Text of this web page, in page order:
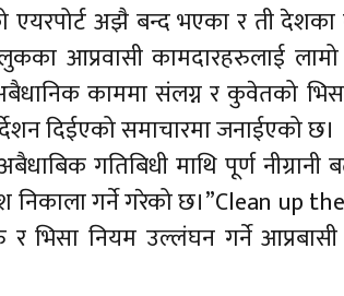
अझै बन्द भएका र ती देशका
आप्रवासी कामदारहरुलाई
काममा संलग्न र कुवेतको
दिईएको समाचारमा जनाईएको छ।
गतिबिधी माथि पूर्ण नीग्रानी
निकाला गर्ने गरेको छ।”Clean up
र भिसा नियम उल्लंघन गर्ने